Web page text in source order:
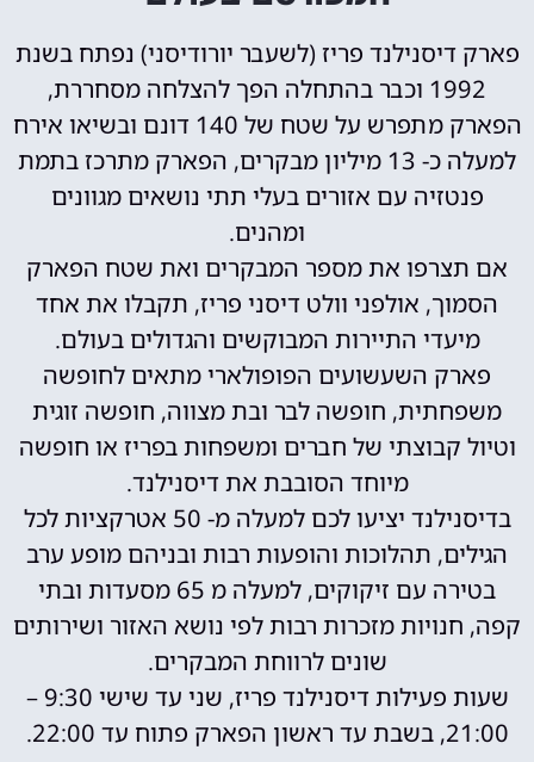
פארק דיסנילנד פריז (לשעבר יורודיסני) נפתח בשנת
1992 וכבר בהתחלה הפך להצלחה מסחררת,
הפארק מתפרש על שטח של 140 דונם ובשיאו אירח
למעלה כ- 13 מיליון מבקרים, הפארק מתרכז בתמת
פנטזיה עם אזורים בעלי תתי נושאים מגוונים
ומהנים.
אם תצרפו את מספר המבקרים ואת שטח הפארק
הסמוך, אולפני וולט דיסני פריז, תקבלו את אחד
מיעדי התיירות המבוקשים והגדולים בעולם.
פארק השעשועים הפופולארי מתאים לחופשה
משפחתית, חופשה לבר ובת מצווה, חופשה זוגית
וטיול קבוצתי של חברים ומשפחות בפריז או חופשה
מיוחד הסובבת את דיסנילנד.
בדיסנילנד יציעו לכם למעלה מ- 50 אטרקציות לכל
הגילים, תהלוכות והופעות רבות ובניהם מופע ערב
בטירה עם זיקוקים, למעלה מ 65 מסעדות ובתי
קפה, חנויות מזכרות רבות לפי נושא האזור ושירותים
שונים לרווחת המבקרים.
שעות פעילות דיסנילנד פריז, שני עד שישי 9:30 –
21:00, בשבת עד ראשון הפארק פתוח עד 22:00.